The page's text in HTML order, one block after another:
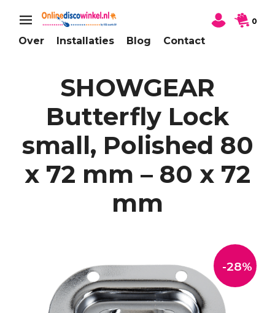
Over Installaties Blog Contact
0
SHOWGEAR
Butterfly Lock
small, Polished 80
x 72 mm – 80 x 72
mm
-28%